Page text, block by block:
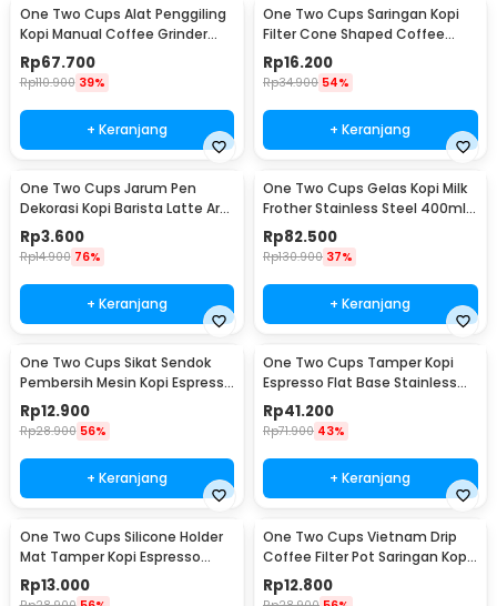
One Two Cups Alat Penggiling
Kopi Manual Coffee Grinder
Adjustable - CF4146
Rp67.700
Rp110.900 39%
+ Keranjang
One Two Cups Saringan Kopi
Filter Cone Shaped Coffee
Dripper 1 PCS - K741
Rp16.200
Rp34.900 54%
+ Keranjang
One Two Cups Jarum Pen
Dekorasi Kopi Barista Latte Art
Needle 13cm - F3F27
Rp3.600
Rp14.900 76%
+ Keranjang
One Two Cups Gelas Kopi Milk
Frother Stainless Steel 400ml -
WZ0011
Rp82.500
Rp130.900 37%
+ Keranjang
One Two Cups Sikat Sendok
Pembersih Mesin Kopi Espresso
2in1 - 8809
Rp12.900
Rp28.900 56%
+ Keranjang
One Two Cups Tamper Kopi
Espresso Flat Base Stainless
Steel 51mm - SS51
Rp41.200
Rp71.900 43%
+ Keranjang
One Two Cups Silicone Holder
Mat Tamper Kopi Espresso
Barista - 0310
Rp13.000
One Two Cups Vietnam Drip
Coffee Filter Pot Saringan Kopi
124ml 7Q - LC1
Rp12.800